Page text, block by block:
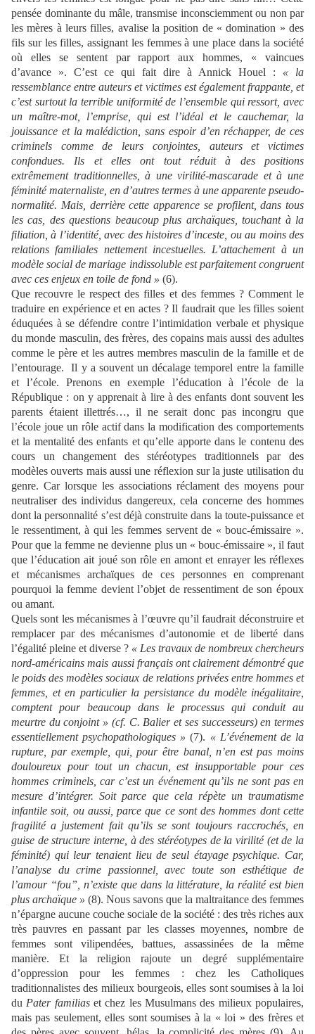
pensée dominante du mâle, transmise inconsciemment ou non par
les mères à leurs filles, avalise la position de « domination » des
fils sur les filles, assignant les femmes à une place dans la société
où elles se sentent par rapport aux hommes, « vaincues
d’avance ». C’est ce qui fait dire à Annick Houel : « la
ressemblance entre auteurs et victimes est également frappante, et
c’est surtout la terrible uniformité de l’ensemble qui ressort, avec
un maître-mot, l’emprise, qui est l’idéal et le cauchemar, la
jouissance et la malédiction, sans espoir d’en réchapper, de ces
criminels comme de leurs conjointes, auteurs et victimes
confondues. Ils et elles ont tout réduit à des positions
extrêmement traditionnelles, à une virilité-mascarade et à une
féminité maternaliste, en d’autres termes à une apparente pseudo-
normalité. Mais, derrière cette apparence se profilent, dans tous
les cas, des questions beaucoup plus archaïques, touchant à la
filiation, à l’identité, avec des histoires d’inceste, ou au moins des
relations familiales nettement incestuelles. L’attachement à un
modèle social de mariage indissoluble est parfaitement congruent
avec ces enjeux en toile de fond » (6).
Que recouvre le respect des filles et des femmes ? Comment le
traduire en expérience et en actes ? Il faudrait que les filles soient
éduquées à se défendre contre l’intimidation verbale et physique
du monde masculin, des frères, des copains mais aussi des adultes
comme le père et les autres membres masculin de la famille et de
l’entourage. Il y a souvent un décalage temporel entre la famille
et l’école. Prenons en exemple l’éducation à l’école de la
République : on y apprenait à lire à des enfants dont souvent les
parents étaient illettrés…, il ne serait donc pas incongru que
l’école joue un rôle actif dans la modification des comportements
et la mentalité des enfants et qu’elle apporte dans le contenu des
cours un changement des stéréotypes traditionnels par des
modèles ouverts mais aussi une réflexion sur la juste utilisation du
genre. Car lorsque les associations réclament des moyens pour
neutraliser des individus dangereux, cela concerne des hommes
dont la personnalité s’est déjà construite dans la toute-puissance et
le ressentiment, à qui les femmes servent de « bouc-émissaire ».
Pour que la femme ne devienne plus un « bouc-émissaire », il faut
que l’éducation ait joué son rôle en amont et enrayer les réflexes
et mécanismes archaïques de ces personnes en comprenant
pourquoi la femme devient l’objet de ressentiment de son époux
ou amant.
Quels sont les mécanismes à l’œuvre qu’il faudrait déconstruire et
remplacer par des mécanismes d’autonomie et de liberté dans
l’égalité pleine et diverse ? « Les travaux de nombreux chercheurs
nord-américains mais aussi français ont clairement démontré que
le poids des modèles sociaux de relations privées entre hommes et
femmes, et en particulier la persistance du modèle inégalitaire,
comptent pour beaucoup dans le processus qui conduit au
meurtre du conjoint » (cf. C. Balier et ses successeurs) en termes
essentiellement psychopathologiques » (7). « L’événement de la
rupture, par exemple, qui, pour être banal, n’en est pas moins
douloureux pour tout un chacun, est insupportable pour ces
hommes criminels, car c’est un événement qu’ils ne sont pas en
mesure d’intégrer. Soit parce que cela répète un traumatisme
infantile soit, ou aussi, parce que ce sont des hommes dont cette
fragilité a justement fait qu’ils se sont toujours raccrochés, en
guise de structure interne, à des stéréotypes de la virilité (et de la
féminité) qui leur tenaient lieu de seul étayage psychique. Car,
l’analyse du crime passionnel, avec toute son esthétique de
l’amour “fou” , n’existe que dans la littérature, la réalité est bien
plus archaïque » (8). Nous savons que la maltraitance des femmes
n’épargne aucune couche sociale de la société : des très riches aux
très pauvres en passant par les classes moyennes,
nombre de
femmes sont vilipendées, battues, assassinées de la même
manière. Et la religion rajoute un degré supplémentaire
d’oppression pour les femmes : chez les Catholiques
traditionnalistes des milieux bourgeois, elles sont soumises à la loi
du Pater familiaset chez les Musulmans des milieux populaires,
mais pas seulement, elles sont soumises à la « loi » des frères et